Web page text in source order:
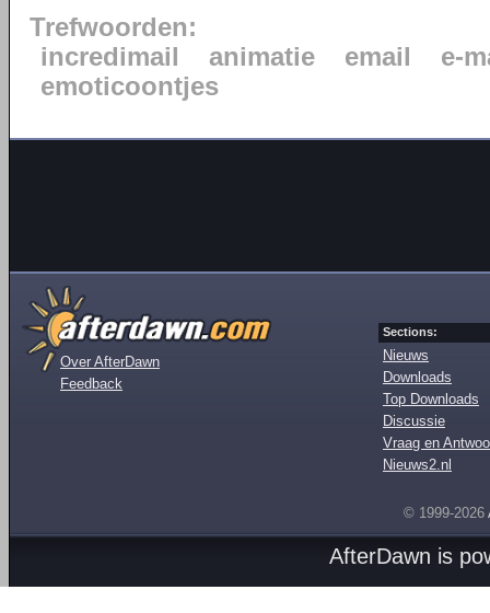
Trefwoorden:
incredimail
animatie email
e-
emoticoontjes
Over AfterDawn
Feedback
Sections:
Nieuws
Downloads
Top Downloads
Discussie
Vraag en
Nieuws2.nl
© 1999-2026
AfterDawn is